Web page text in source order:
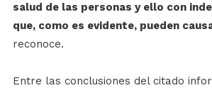
salud de las personas y ello con
que, como es evidente, pueden
reconoce.
Entre las conclusiones del citado